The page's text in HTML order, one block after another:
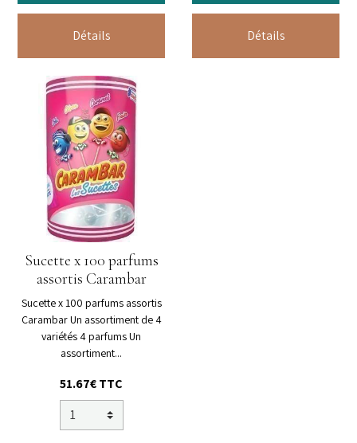
Détails Détails
Sucette x 100 parfums
assortis Carambar
Sucette x 100 parfums assortis
Carambar Un assortiment de 4
variétés 4 parfums Un
assortiment...
51.67€ TTC